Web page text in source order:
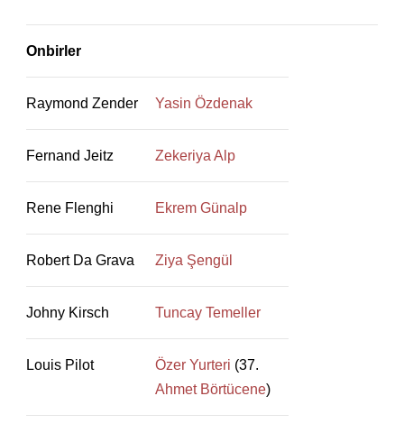
Onbirler
Raymond Zender Yasin Özdenak
Fernand Jeitz Zekeriya Alp
Rene Flenghi Ekrem Günalp
Robert Da Grava Ziya Şengül
Johny Kirsch Tuncay Temeller
Louis Pilot Özer Yurteri (37.
Ahmet Börtücene)